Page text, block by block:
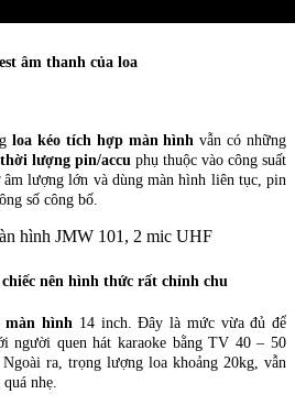
âm thanh của loa
loa kéo tích hợp màn hình vẫn có những
thời lượng pin/accu phụ thuộc vào công suất
âm lượng lớn và dùng màn hình liên tục, pin
số công bố.
nên hình thức rất chỉnh chu
màn hình 14 inch. Đây là mức vừa đủ để
người quen hát karaoke bằng TV 40 – 50
ra, trọng lượng loa khoảng 20kg, vẫn
nhẹ.